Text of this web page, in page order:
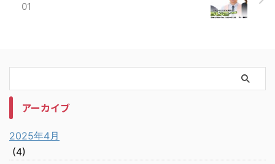
01
アーカイブ
2025年4月
(4)